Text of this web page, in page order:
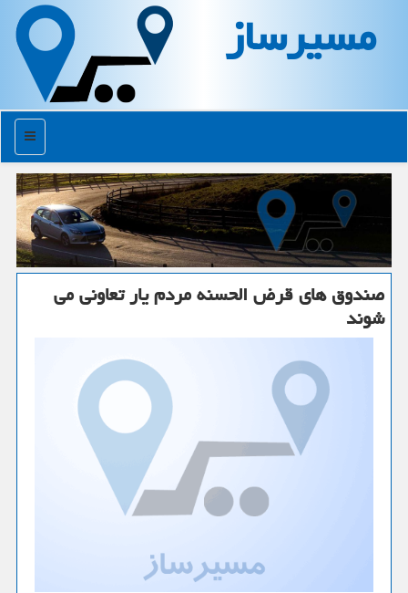
مسیرساز
منو
صندوق های قرض الحسنه مردم یار تعاونی می
شوند